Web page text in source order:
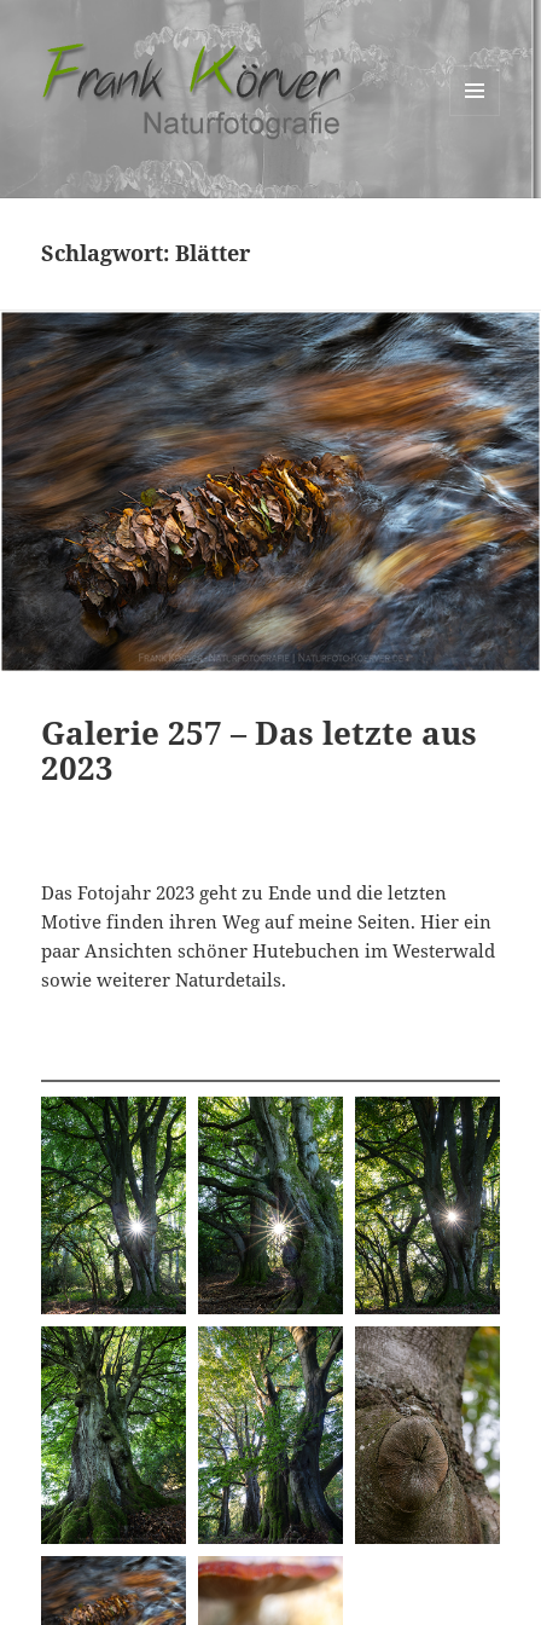
Schlagwort:Blätter
Galerie 257 – Das letzte aus
2023
Das Fotojahr 2023 geht zu Ende und die letzten
Motive finden ihren Weg auf meine Seiten. Hier ein
paar Ansichten schöner Hutebuchen im Westerwald
sowie weiterer Naturdetails.